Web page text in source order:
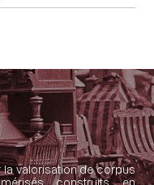
valorisation de corpus